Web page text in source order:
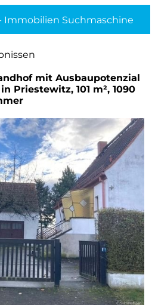
Immobilien Suchmaschine
mit Ausbaupotenzial
Priestewitz, 101 m², 1090